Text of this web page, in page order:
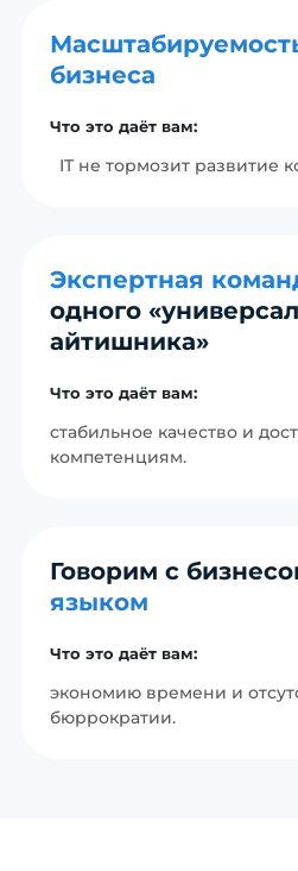
бизнеса
Что это даёт вам:
IT не тормозит развитие
Экспертная
одного
айтишника»
Что это даёт вам:
стабильное качество и
компетенциям.
Говорим с
языком
Что это даёт вам:
экономию времени и
бюррократии.